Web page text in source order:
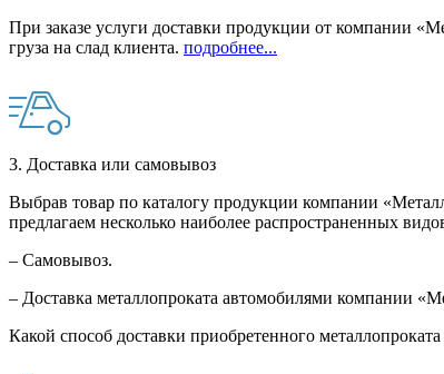
При заказе услуги доставки продукции от компании
груза на слад клиента. подробнее...
3. Доставка или самовывоз
Выбрав товар по каталогу продукции компании
предлагаем несколько наиболее распространенных
– Самовывоз.
– Доставка металлопроката автомобилями компании
Какой способ доставки приобретенного